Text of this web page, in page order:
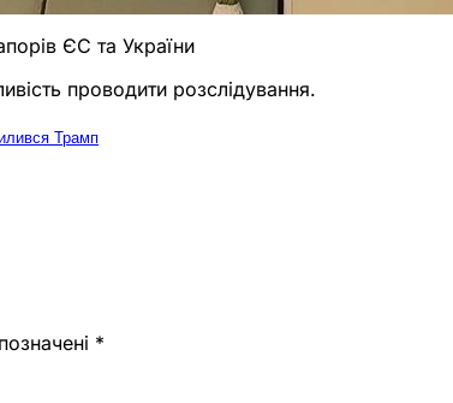
ЄС та України
проводити розслідування.
Трамп
*